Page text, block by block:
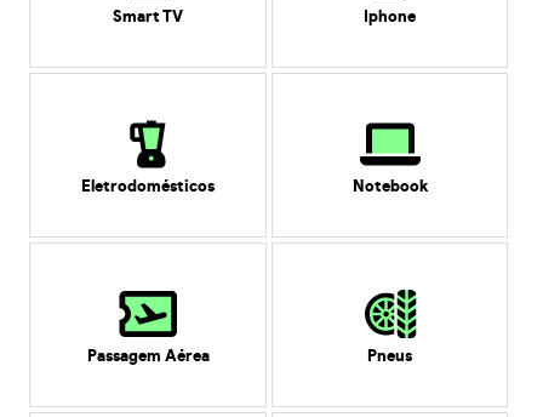
Smart TV Iphone
Eletrodomésticos Notebook
Passagem Aérea Pneus